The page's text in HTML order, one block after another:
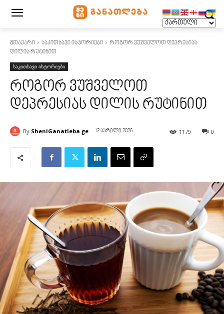
მთავარი საკითხავი ისტორიები
როგორ ვუშველოთ დეპრესიას
დილის რუტინით
საკითხავი ისტორიები
როგორ ვუშველოთ
დეპრესიას დილის რუტინით
By SheniGanatleba.ge 12 აპრილი 2026 0
1179